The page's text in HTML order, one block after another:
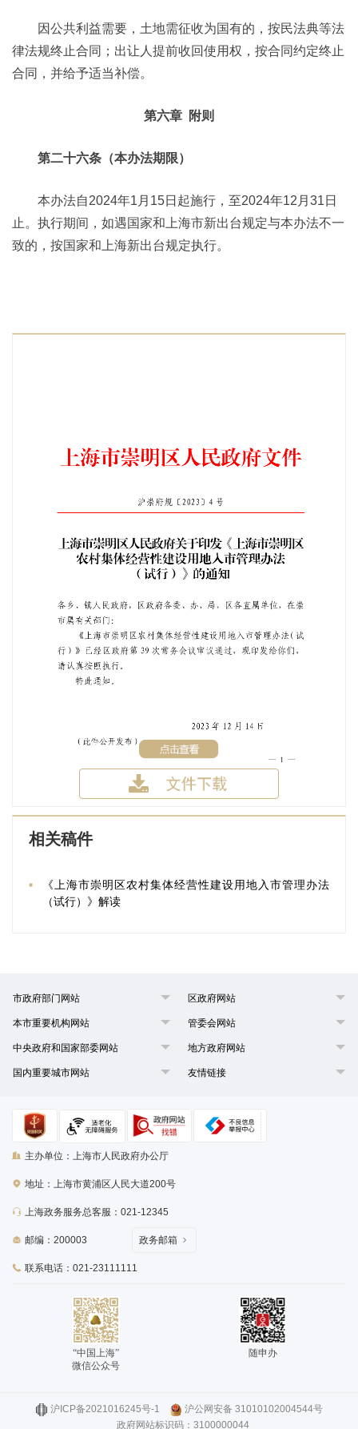
因公共利益需要，土地需征收为国有的，按民法典等法
律法规终止合同；出让人提前收回使用权，按合同约定终止
合同，并给予适当补偿。
第六章 附则
第二十六条（本办法期限）
本办法自2024年1月15日起施行，至2024年12月31日
止。执行期间，如遇国家和上海市新出台规定与本办法不一
致的，按国家和上海新出台规定执行。
相关稿件
《上海市崇明区农村集体经营性建设用地入市管理办法
（试行）》解读
市政府部门网站 区政府网站
本市重要机构网站 管委会网站
中央政府和国家部委网站 地方政府网站
国内重要城市网站 友情链接
主办单位：上海市人民政府办公厅
地址：上海市黄浦区人民大道200号
上海政务服务总客服：021-12345
邮编：200003
联系电话：021-23111111
政务邮箱
“中国上海”
微信公众号
随申办
沪ICP备2021016245号-1
沪公网安备 31010102004544号
政府网站标识码：3100000044